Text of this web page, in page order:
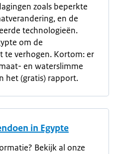
zoals beperkte
en de
technologieën.
om de
te verhogen. Kortom: er
en waterslimme
het (gratis) rapport.
in Egypte
Bekijk al onze